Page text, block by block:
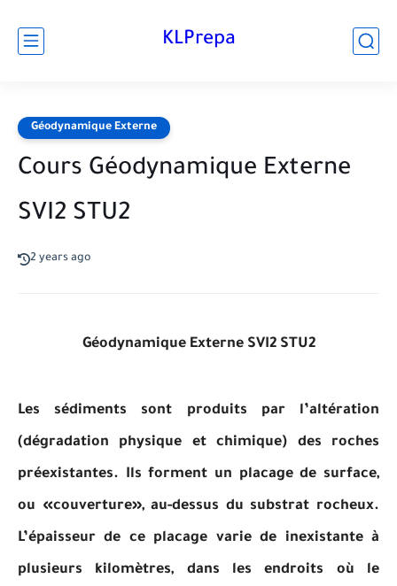
KLPrepa
Géodynamique Externe
Cours Géodynamique Externe
SVI2 STU2
2 years ago
Géodynamique Externe SVI2 STU2
Les sédiments sont produits par l’altération
(dégradation physique et chimique) des roches
préexistantes. Ils forment un placage de surface,
ou «couverture», au-dessus du substrat rocheux.
L’épaisseur de ce placage varie de inexistante à
plusieurs kilomètres, dans les endroits où le